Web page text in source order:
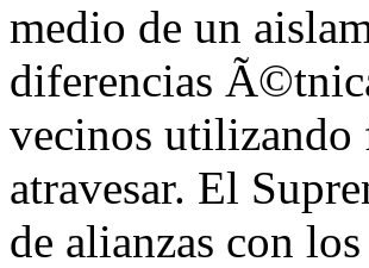
medio de un
diferencias
vecinos utilizando
atravesar. El
de alianzas con